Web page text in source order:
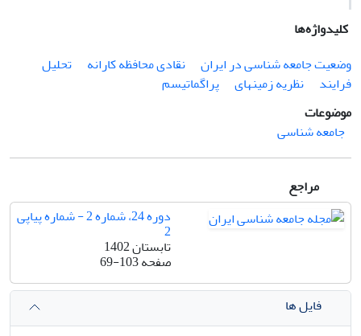
کلیدواژه‌ها
وضعیت جامعه ­شناسی در ایران
نقادی محافظه ­کارانه
تحلیل
فرایند
نظریه زمینه­ای
پراگماتیسم
موضوعات
جامعه شناسی
مراجع
دوره 24، شماره 2 - شماره پیاپی
2
تابستان 1402
صفحه69-103
فایل ها